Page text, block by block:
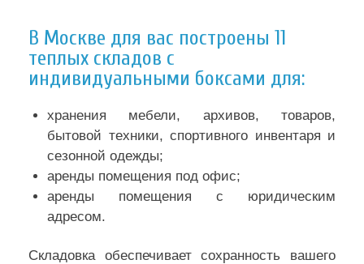
В Москве для вас построены 11
теплых складов с
индивидуальными боксами для:
хранения мебели, архивов, товаров,
бытовой техники, спортивного инвентаря и
сезонной одежды;
аренды помещения под офис;
аренды помещения с юридическим
адресом.
Складовка обеспечивает сохранность вашего